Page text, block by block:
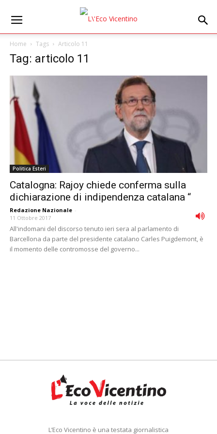
Home Tags Articolo 11
Tag: articolo 11
Politica Esteri
Catalogna: Rajoy chiede conferma sulla
dichiarazione di indipendenza catalana “
Redazione Nazionale -
11 Ottobre 2017
All'indomani del discorso tenuto ieri sera al parlamento di
Barcellona da parte del presidente catalano Carles Puigdemont, è
il momento delle contromosse del governo...
L’Eco Vicentino è una testata giornalistica